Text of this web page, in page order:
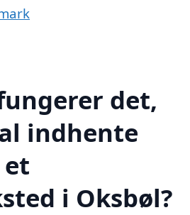
det,
indhente
i Oksbøl?